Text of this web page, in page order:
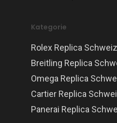
Kategorie
Rolex Replica Schweiz
Breitling Replica
Omega Replica
Cartier Replica
Panerai Replica